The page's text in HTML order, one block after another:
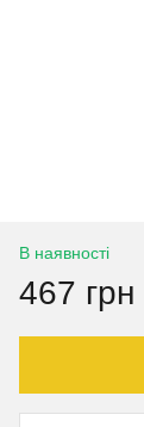
В наявності
467 грн